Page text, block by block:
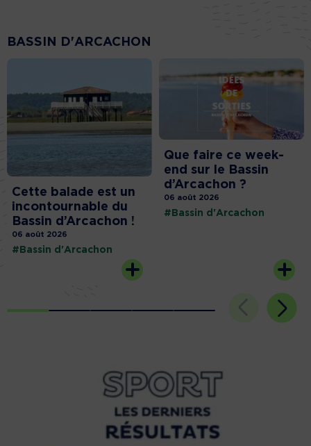
BASSIN D'ARCACHON
Cette balade est un
incontournable du
Bassin d’Arcachon !
06 août 2026
#Bassin d'Arcachon
Que faire ce week-
end sur le Bassin
d’Arcachon ?
06 août 2026
#Bassin d'Arcachon